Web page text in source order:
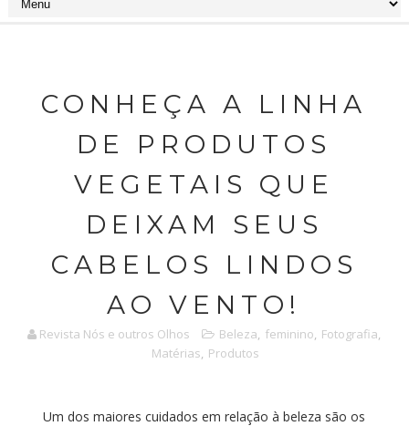
CONHEÇA A LINHA
DE PRODUTOS
VEGETAIS QUE
DEIXAM SEUS
CABELOS LINDOS
AO VENTO!
Revista Nós e outros Olhos Beleza, feminino, Fotografia,
Matérias, Produtos
Um dos maiores cuidados em relação à beleza são os